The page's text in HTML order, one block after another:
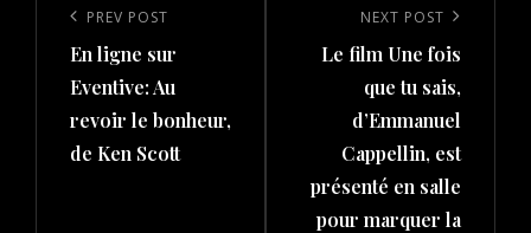
navigation
Previous
Post
PREV POST
En ligne sur
Eventive: Au
revoir le bonheur,
de Ken Scott
Post
NEXT POST
Le film Une fois
que tu sais,
d’Emmanuel
Cappellin, est
présenté en salle
pour marquer la